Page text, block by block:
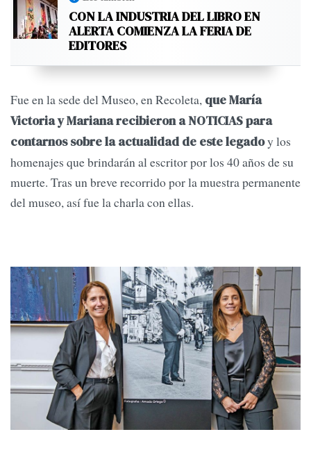
CON LA INDUSTRIA DEL LIBRO EN
ALERTA COMIENZA LA FERIA DE
EDITORES
Fue en la sede del Museo, en Recoleta, que María
Victoria y Mariana recibieron a NOTICIAS para
contarnos sobre la actualidad de este legadoy los
homenajes que brindarán al escritor por los 40 años de su
muerte. Tras un breve recorrido por la muestra permanente
del museo, así fue la charla con ellas.